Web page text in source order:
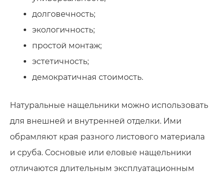
долговечность;
экологичность;
простой монтаж;
эстетичность;
демократичная стоимость.
Натуральные нащельники можно использовать
для внешней и внутренней отделки. Ими
обрамляют края разного листового материала
и сруба. Сосновые или еловые нащельники
отличаются длительным эксплуатационным